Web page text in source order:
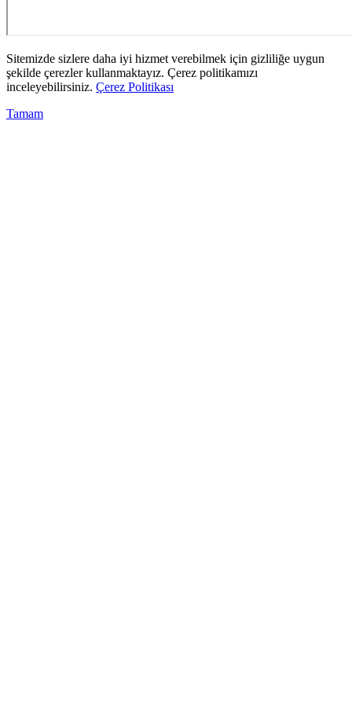
Sitemizde sizlere daha iyi hizmet verebilmek için gizliliğe uygun
şekilde çerezler kullanmaktayız. Çerez politikamızı
inceleyebilirsiniz. Çerez Politikası
Tamam